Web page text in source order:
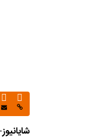
شایانیوز